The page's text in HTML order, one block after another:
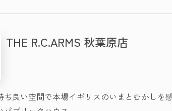
THE R.C.ARMS 秋葉原店
ち良い空間で本場イギリスのいまとむかしを